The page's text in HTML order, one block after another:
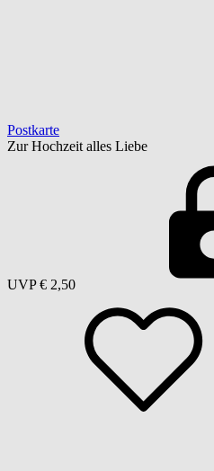
Postkarte
Zur Hochzeit alles Liebe
UVP € 2,50